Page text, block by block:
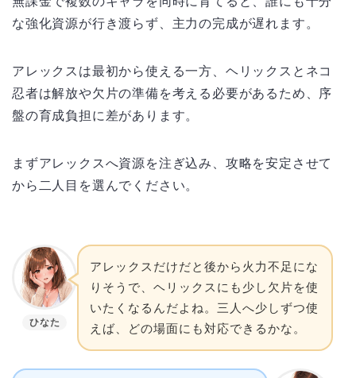
な強化資源が行き渡らず、主力の完成が遅れます。
アレックスは最初から使える一方、ヘリックスとネコ
忍者は解放や欠片の準備を考える必要があるため、序
盤の育成負担に差があります。
まずアレックスへ資源を注ぎ込み、攻略を安定させて
から二人目を選んでください。
ひなた
アレックスだけだと後から火力不足にな
りそうで、ヘリックスにも少し欠片を使
いたくなるんだよね。三人へ少しずつ使
えば、どの場面にも対応できるかな。